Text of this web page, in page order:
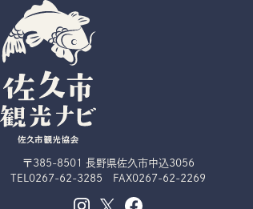
〒385-8501 長野県佐久市中込3056
TEL 0267-62-3285 FAX0267-62-2269